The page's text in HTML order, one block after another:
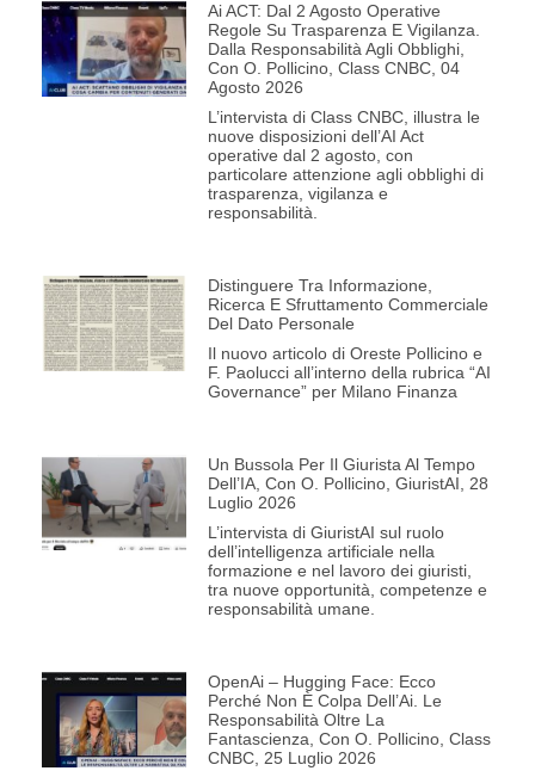
Ai ACT: Dal 2 Agosto Operative
Regole Su Trasparenza E Vigilanza.
Dalla Responsabilità Agli Obblighi,
Con O. Pollicino, Class CNBC, 04
Agosto 2026
L’intervista di Class CNBC, illustra le
nuove disposizioni dell’AI Act
operative dal 2 agosto, con
particolare attenzione agli obblighi di
trasparenza, vigilanza e
responsabilità.
Distinguere Tra Informazione,
Ricerca E Sfruttamento Commerciale
Del Dato Personale
Il nuovo articolo di Oreste Pollicino e
F. Paolucci all’interno della rubrica “AI
Governance” per Milano Finanza
Un Bussola Per Il Giurista Al Tempo
Dell’IA, Con O. Pollicino, GiuristAI, 28
Luglio 2026
L’intervista di GiuristAI sul ruolo
dell’intelligenza artificiale nella
formazione e nel lavoro dei giuristi,
tra nuove opportunità, competenze e
responsabilità umane.
OpenAi – Hugging Face: Ecco
Perché Non È Colpa Dell’Ai. Le
Responsabilità Oltre La
Fantascienza, Con O. Pollicino, Class
CNBC, 25 Luglio 2026